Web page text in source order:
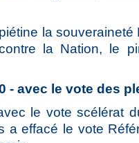
la
la Nation, le
- avec le vote des
le vote scélérat
a effacé le vote